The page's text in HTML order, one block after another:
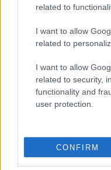
related to
I want to allow
related to
I want to allow
related to security,
functionality and
user protection.
CONFIRM